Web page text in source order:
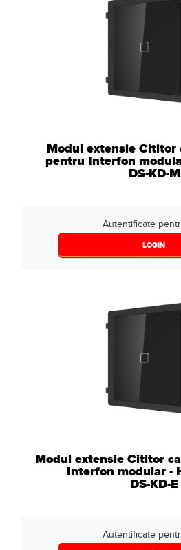
Modul extensie Cititor
pentru Interfon
DS-KD-M
Autentificate
LOGIN
Modul extensie Cititor
Interfon modular -
DS-KD-E
Autentificate